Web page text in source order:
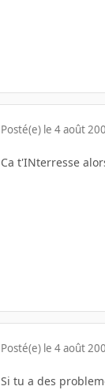
Posté(e) le 4 août
Ca t'INterresse
Posté(e) le 4 août
Si tu a des